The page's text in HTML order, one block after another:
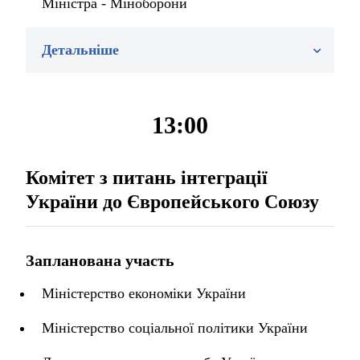
Міністра - Міноборони
Детальніше
13:00
Комітет з питань інтеграції
України до Європейського Союзу
Запланована участь
Міністерство економіки України
Міністерство соціальної політики України